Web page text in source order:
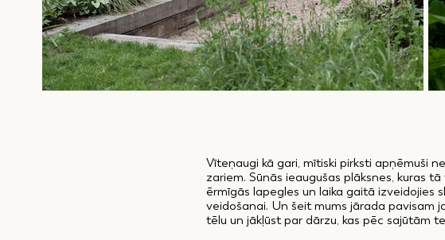
Vīteņaugi kā gari, mītiski pirksti apņēmuši
zariem. Sūnās ieaugušas plāksnes, kuras
ērmīgās lapegles un laika gaitā izveidojies
veidošanai. Un šeit mums jārada pavisam
tēlu un jākļūst par dārzu, kas pēc sajūtām